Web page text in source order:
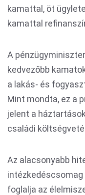
kamattal, öt
kamattal
A
kedvezőbb
a lakás- és
Mint mondta, ez a
jelent a
családi
Az alacsonyabb
intézkedéscsomag
foglalja az